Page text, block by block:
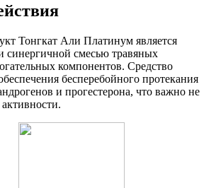
Тонгкат Али Платинум является
синергичной смесью травяных
компонентов. Средство
бесперебойного протекания
и прогестерона, что важно не